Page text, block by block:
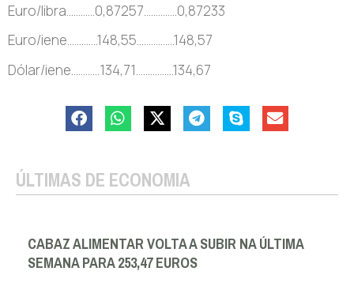
Euro/libra…………0,87257…………..0,87233
Euro/iene………….148,55…………….148,57
Dólar/iene…………134,71…………….134,67
ÚLTIMAS DE ECONOMIA
CABAZ ALIMENTAR VOLTA A SUBIR NA ÚLTIMA
SEMANA PARA 253,47 EUROS